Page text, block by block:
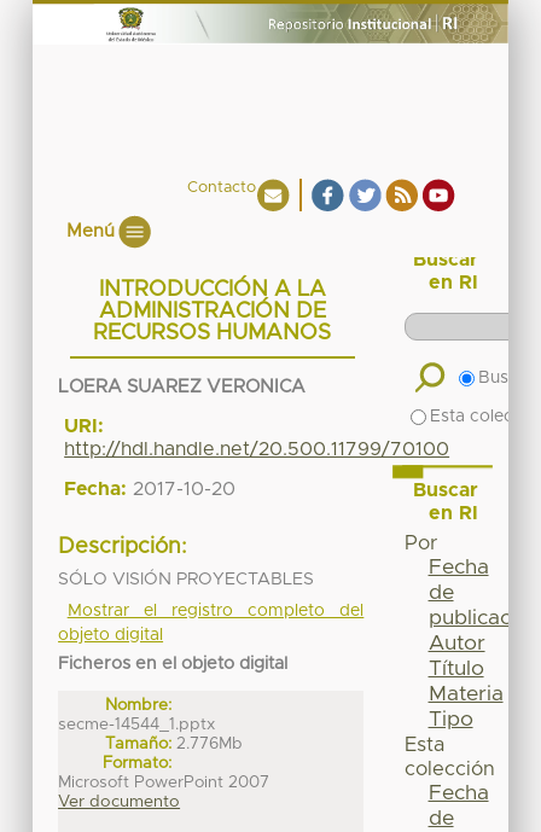
Contacto
Menú
INTRODUCCIÓN A LA
ADMINISTRACIÓN DE
RECURSOS HUMANOS
LOERA SUAREZ VERONICA
URI:
http://hdl.handle.net/20.500.11799/70100
Fecha: 2017-10-20
Descripción:
SÓLO VISIÓN PROYECTABLES
Mostrar el registro completo del
objeto digital
Ficheros en el objeto digital
Nombre:
secme-14544_1.pptx
Tamaño: 2.776Mb
Formato:
Microsoft PowerPoint 2007
Ver documento
Buscar
en RI
Buscar
Esta
Buscar
en RI
Por
Fecha
de
publicación
Autor
Título
Materia
Tipo
Esta
colección
Fecha
de